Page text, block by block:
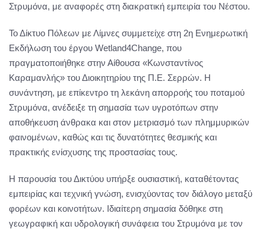
Στρυμόνα, με αναφορές στη διακρατική εμπειρία του Νέστου.
Το Δίκτυο Πόλεων με Λίμνες συμμετείχε στη 2η Ενημερωτική
Εκδήλωση του έργου Wetland4Change, που
πραγματοποιήθηκε στην Αίθουσα «Κωνσταντίνος
Καραμανλής» του Διοικητηρίου της Π.Ε. Σερρών. Η
συνάντηση, με επίκεντρο τη λεκάνη απορροής του ποταμού
Στρυμόνα, ανέδειξε τη σημασία των υγροτόπων στην
αποθήκευση άνθρακα και στον μετριασμό των πλημμυρικών
φαινομένων, καθώς και τις δυνατότητες θεσμικής και
πρακτικής ενίσχυσης της προστασίας τους.
Η παρουσία του Δικτύου υπήρξε ουσιαστική, καταθέτοντας
εμπειρίας και τεχνική γνώση, ενισχύοντας τον διάλογο μεταξύ
φορέων και κοινοτήτων. Ιδιαίτερη σημασία δόθηκε στη
γεωγραφική και υδρολογική συνάφεια του Στρυμόνα με τον